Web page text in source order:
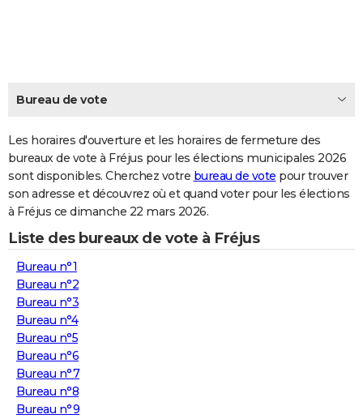
Carte de Noël
Carte Bonne année
Carte Saint-Valentin
Carte Pâques
Carte d'anniversaire
DICTIONNAIRE
Dictionnaire
Biographies
Citations
Expressions
Proverbes
PROGRAMME TV
COPAINS D'AVANT
S'inscrire
Se connecter
Lycées
Collèges
Primaires
Universités
Entreprises
Service militaire
Avis de recherche
AVIS DE DÉCÈS
FORUM
Bricolage
Lifestyle
Culture
Sport
Auto
Television
Voyage
Cinema
Bureau de vote
Les horaires d'ouverture et les horaires de fermeture des
bureaux de vote à Fréjus pour les élections municipales 2026
sont disponibles. Cherchez votre bureau de vote pour trouver
son adresse et découvrez où et quand voter pour les élections
à Fréjus ce dimanche 22 mars 2026.
Liste des bureaux de vote à Fréjus
Bureau n°1
Bureau n°2
Bureau n°3
Bureau n°4
Bureau n°5
Bureau n°6
Bureau n°7
Bureau n°8
Bureau n°9